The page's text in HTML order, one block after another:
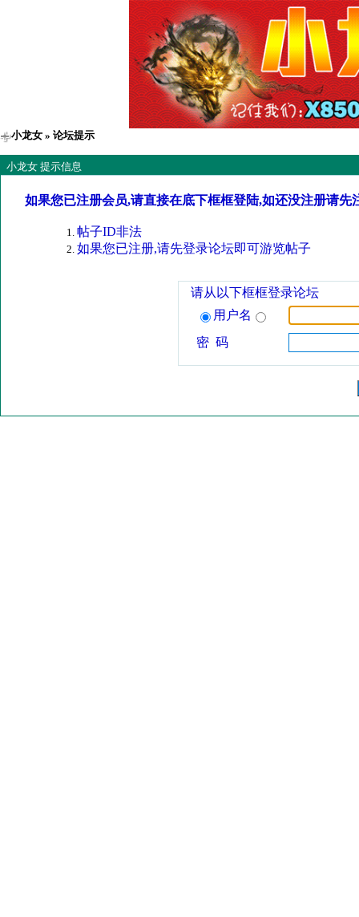
小龙女 » 论坛提示
小龙女 提示信息
如果您已注册会员,请直接在底下框框登陆,如还没注册请先
帖子ID非法
如果您已注册,请先登录论坛即可游览帖子
请从以下框框登录论坛
用户名
密 码